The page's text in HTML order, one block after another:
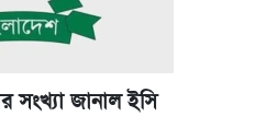
এমবিএ স্কলারশিপে
সংখ্যা জানাল ইসি